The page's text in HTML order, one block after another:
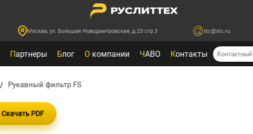
Москва, ул. Большая Новодмитровская, д.23 стр.3 xtc@xtc.ru
Партнеры Блог О компании ЧАВО Контакты
/ Рукавный фильтр FS
Скачать PDF